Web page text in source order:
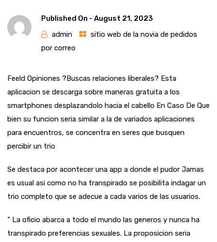
Published On - August 21, 2023
admin
sitio web de la novia de pedidos
por correo
Feeld Opiniones ?Buscas relaciones liberales? Esta
aplicacion se descarga sobre maneras gratuita a los
smartphones desplazandolo hacia el cabello En Caso De Que
bien su funcion seria similar a la de variados aplicaciones
para encuentros, se concentra en seres que busquen
percibir un trio
Se destaca por acontecer una app a donde el pudor Jamas
es usual asi­ como no ha transpirado se posibilita indagar un
trio completo que se adecue a cada varios de las usuarios.
” La oficio abarca a todo el mundo las generos y nunca ha
transpirado preferencias sexuales. La proposicion seria